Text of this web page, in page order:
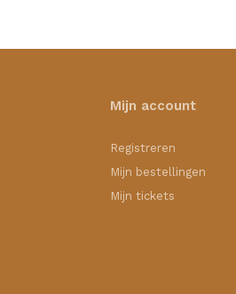
Mijn account
Registreren
Mijn bestellingen
Mijn tickets